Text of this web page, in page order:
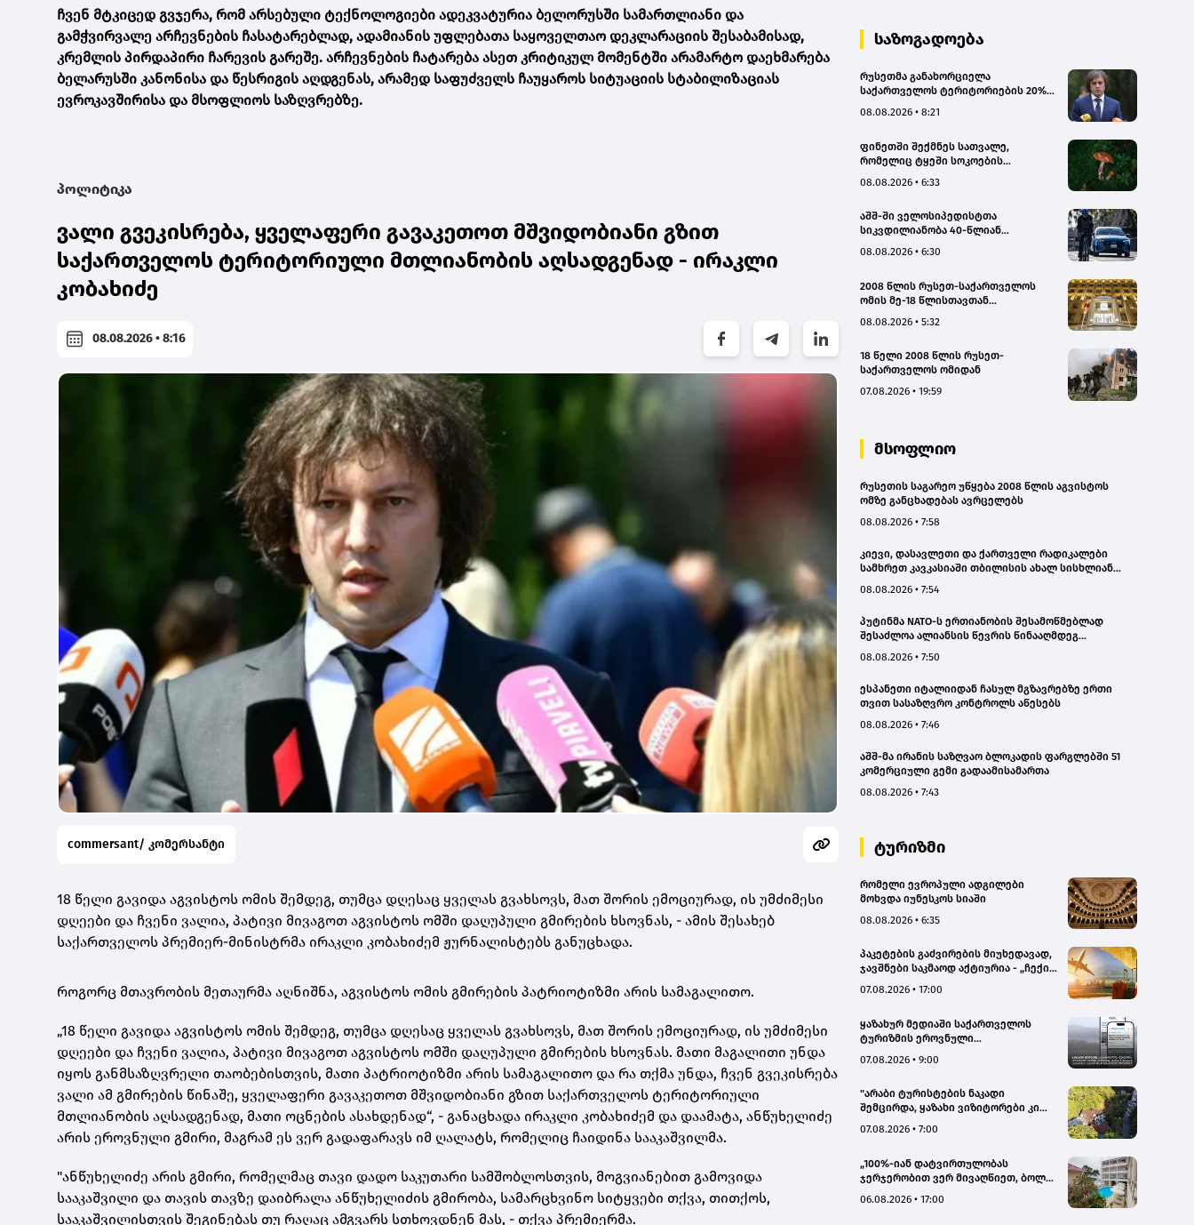
ჩვენ მტკიცედ გვჯერა, რომ არსებული ტექნოლოგიები ადეკვატურია ბელორუსში სამართლიანი და
გამჭვირვალე არჩევნების ჩასატარებლად, ადამიანის უფლებათა საყოველთაო დეკლარაციის შესაბამისად,
კრემლის პირდაპირი ჩარევის გარეშე. არჩევნების ჩატარება ასეთ კრიტიკულ მომენტში არამარტო დაეხმარება
ბელარუსში კანონისა და წესრიგის აღდგენას, არამედ საფუძველს ჩაუყაროს სიტუაციის სტაბილიზაციას
ევროკავშირისა და მსოფლიოს საზღვრებზე.
პოლიტიკა
ვალი გვეკისრება, ყველაფერი გავაკეთოთ მშვიდობიანი გზით
საქართველოს ტერიტორიული მთლიანობის აღსადგენად - ირაკლი
კობახიძე
08.08.2026 • 8:16
commersant/ კომერსანტი
18 წელი გავიდა აგვისტოს ომის შემდეგ, თუმცა დღესაც ყველას გვახსოვს, მათ შორის ემოციურად, ის უმძიმესი
დღეები და ჩვენი ვალია, პატივი მივაგოთ აგვისტოს ომში დაღუპული გმირების ხსოვნას, - ამის შესახებ
საქართველოს პრემიერ-მინისტრმა ირაკლი კობახიძემ ჟურნალისტებს განუცხადა.
როგორც მთავრობის მეთაურმა აღნიშნა, აგვისტოს ომის გმირების პატრიოტიზმი არის სამაგალითო.
„18 წელი გავიდა აგვისტოს ომის შემდეგ, თუმცა დღესაც ყველას გვახსოვს, მათ შორის ემოციურად, ის უმძიმესი
დღეები და ჩვენი ვალია, პატივი მივაგოთ აგვისტოს ომში დაღუპული გმირების ხსოვნას. მათი მაგალითი უნდა
იყოს განმსაზღვრელი თაობებისთვის, მათი პატრიოტიზმი არის სამაგალითო და რა თქმა უნდა, ჩვენ გვეკისრება
ვალი ამ გმირების წინაშე, ყველაფერი გავაკეთოთ მშვიდობიანი გზით საქართველოს ტერიტორიული
მთლიანობის აღსადგენად, მათი ოცნების ასახდენად“, - განაცხადა ირაკლი კობახიძემ და დაამატა, ანწუხელიძე
არის ეროვნული გმირი, მაგრამ ეს ვერ გადაფარავს იმ ღალატს, რომელიც ჩაიდინა სააკაშვილმა.
"ანწუხელიძე არის გმირი, რომელმაც თავი დადო საკუთარი სამშობლოსთვის, მოგვიანებით გამოვიდა
სააკაშვილი და თავის თავზე დაიბრალა ანწუხელიძის გმირობა, სამარცხვინო სიტყვები თქვა, თითქოს,
სააკაშვილისთვის შეგინებას თუ რაღაც ამგვარს სთხოვდნენ მას, - თქვა პრემიერმა.
სახალხო დამცველი
საზოგადოება
რუსეთმა განახორციელა
საქართველოს ტერიტორიების 20%-
რეჟიმის და „ნაცმოძრაობის“
გადაფარავს ამ დანაშაულს, ეს იყო
დანაშაული ჩვენი სახელმწიფოს
წინაშე - კობახიძე
08.08.2026 • 8:21
ფინეთში შექმნეს სათვალე,
რომელიც ტყეში სოკოების
08.08.2026 • 6:33
აშშ-ში ველოსიპედისტთა
სიკვდილიანობა 40-წლიან
08.08.2026 • 6:30
2008 წლის რუსეთ-საქართველოს
ომის მე-18 წლისთავთან
შენობებზე სახელმწიფო დროშები
08.08.2026 • 5:32
18 წელი 2008 წლის რუსეთ-
საქართველოს ომიდან
07.08.2026 • 19:59
მსოფლიო
რუსეთის საგარეო უწყება 2008 წლის აგვისტოს
ომზე განცხადებას ავრცელებს
08.08.2026 • 7:58
კიევი, დასავლეთი და ქართველი რადიკალები
სამხრეთ კავკასიაში თბილისის ახალ სისხლიან
საგარეო
08.08.2026 • 7:54
პუტინმა NATO-ს ერთიანობის შესამოწმებლად
შესაძლოა ალიანსის წევრის წინააღმდეგ
08.08.2026 • 7:50
ესპანეთი იტალიიდან ჩასულ მგზავრებზე ერთი
თვით სასაზღვრო კონტროლს აწესებს
08.08.2026 • 7:46
აშშ-მა ირანის საზღვაო ბლოკადის ფარგლებში 51
კომერციული გემი გადაამისამართა
08.08.2026 • 7:43
ტურიზმი
რომელი ევროპული ადგილები
მოხვდა იუნესკოს სიაში
08.08.2026 • 6:35
პაკეტების გაძვირების მიუხედავად,
ჯავშნები საკმაოდ აქტიურია - „ჩექინ
07.08.2026 • 17:00
ყაზახურ მედიაში საქართველოს
ტურიზმის ეროვნული
კამპანიის ფარგლებში სტატიები
07.08.2026 • 9:00
"არაბი ტურისტების ნაკადი
შემცირდა, ყაზახი ვიზიტორები კი
Hotel
07.08.2026 • 7:00
„100%-იან დატვირთულობას
ჯერჯერობით ვერ მივაღწიეთ, ბოლო
გაუქმდა“ - Kobuleti Beach Club
06.08.2026 • 17:00